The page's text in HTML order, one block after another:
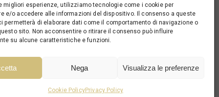
migliori esperienze, utilizziamo tecnologie come i cookie per
e/o accedere alle informazioni del dispositivo. Il consenso a queste
permetterà di elaborare dati come il comportamento di navigazione o
sito. Non acconsentire o ritirare il consenso può influire
su alcune caratteristiche e funzioni.
Nega Visualizza le preferenze
Cookie PolicyPrivacy Policy